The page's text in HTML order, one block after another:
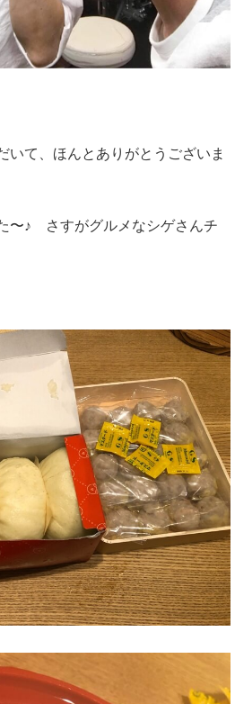
いて、ほんとありがとうございま
〜♪ さすがグルメなシゲさんチ